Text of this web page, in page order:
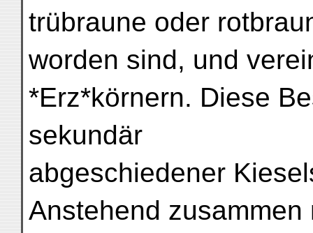
trübraune oder
worden sind, und
*Erz*körnern. Diese
sekundär
abgeschiedener
Anstehend